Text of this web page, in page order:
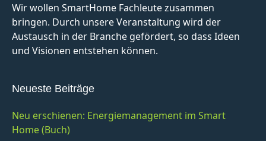
Wir wollen SmartHome Fachleute zusammen
bringen. Durch unsere Veranstaltung wird der
Austausch in der Branche gefördert, so dass Ideen
und Visionen entstehen können.
Neueste Beiträge
Neu erschienen: Energiemanagement im Smart
Home (Buch)